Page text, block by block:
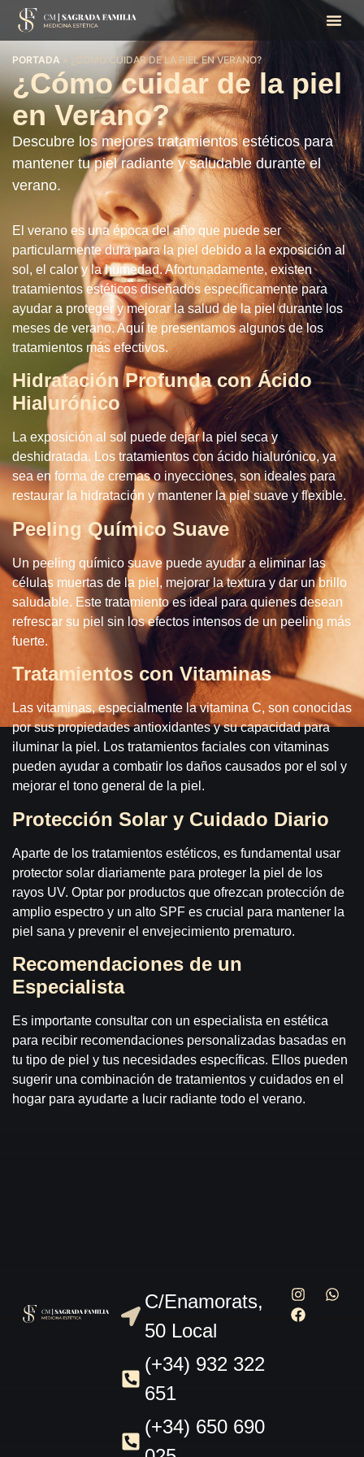
PORTADA ¿CÓMO CUIDAR DE LA PIEL EN VERANO?
¿Cómo cuidar de la piel
en Verano?
Descubre los mejores tratamientos estéticos para
mantener tu piel radiante y saludable durante el
verano.
El verano es una época del año que puede ser
particularmente dura para la piel debido a la exposición al
sol, el calor y la humedad. Afortunadamente, existen
tratamientos estéticos diseñados específicamente para
ayudar a proteger y mejorar la salud de la piel durante los
meses de verano. Aquí te presentamos algunos de los
tratamientos más efectivos.
Hidratación Profunda con Ácido
Hialurónico
La exposición al sol puede dejar la piel seca y
deshidratada. Los tratamientos con ácido hialurónico, ya
sea en forma de cremas o inyecciones, son ideales para
restaurar la hidratación y mantener la piel suave y flexible.
Peeling Químico Suave
Un peeling químico suave puede ayudar a eliminar las
células muertas de la piel, mejorar la textura y dar un brillo
saludable. Este tratamiento es ideal para quienes desean
refrescar su piel sin los efectos intensos de un peeling más
fuerte.
Tratamientos con Vitaminas
Las vitaminas, especialmente la vitamina C, son conocidas
por sus propiedades antioxidantes y su capacidad para
iluminar la piel. Los tratamientos faciales con vitaminas
pueden ayudar a combatir los daños causados por el sol y
mejorar el tono general de la piel.
Protección Solar y Cuidado Diario
Aparte de los tratamientos estéticos, es fundamental usar
protector solar diariamente para proteger la piel de los
rayos UV. Optar por productos que ofrezcan protección de
amplio espectro y un alto SPF es crucial para mantener la
piel sana y prevenir el envejecimiento prematuro.
Recomendaciones de un
Especialista
Es importante consultar con un especialista en estética
para recibir recomendaciones personalizadas basadas en
tu tipo de piel y tus necesidades específicas. Ellos pueden
sugerir una combinación de tratamientos y cuidados en el
hogar para ayudarte a lucir radiante todo el verano.
C/Enamorats,
50 Local
(+34) 932 322
651
(+34) 650 690